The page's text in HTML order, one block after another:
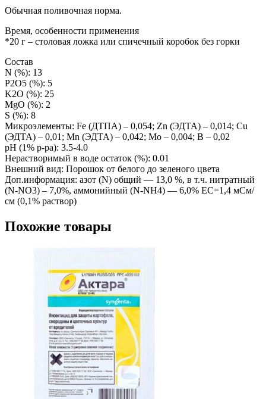
Обычная поливочная норма.
Время, особенности применения
*20 г – столовая ложка или спичечный коробок без горки
Состав
N (%): 13
P2O5 (%): 5
K2O (%): 25
MgO (%): 2
S (%): 8
Микроэлементы: Fe (ДТПА) – 0,054; Zn (ЭДТА) – 0,014; Cu
(ЭДТА) – 0,01; Mn (ЭДТА) – 0,042; Mo – 0,004; B – 0,02
pH (1% p-pa): 3.5-4.0
Нерастворимый в воде остаток (%): 0.01
Внешний вид: Порошок от белого до зеленого цвета
Доп.информация: азот (N) общий — 13,0 %, в т.ч. нитратный
(N-NО3) – 7,0%, аммонийный (N-NH4) — 6,0% ЕС=1,4 мСм/
см (0,1% раствор)
Похожие товары